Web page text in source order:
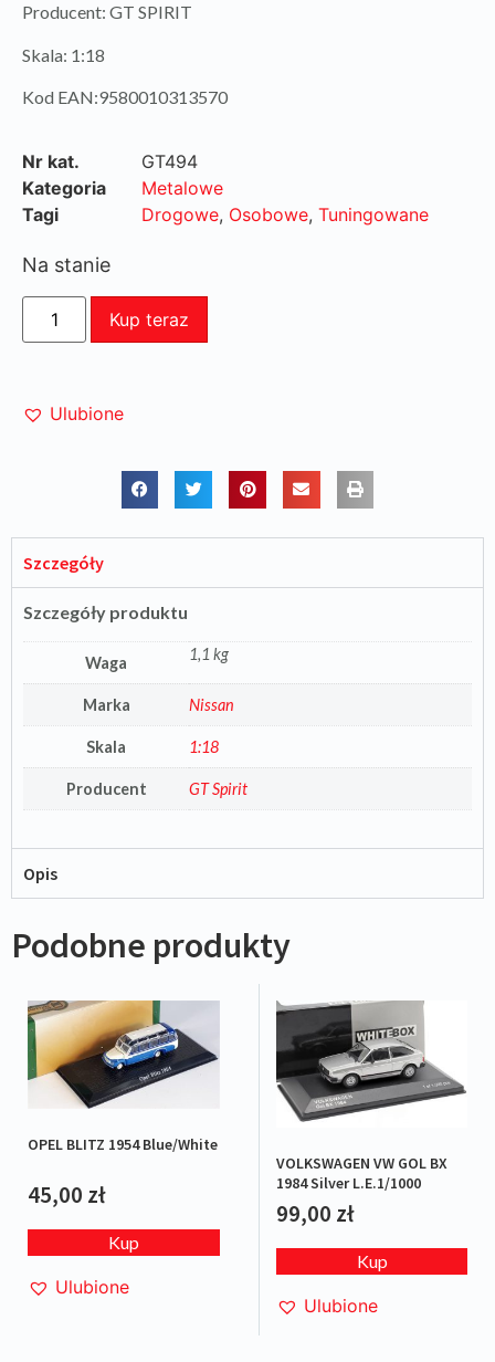
Producent: GT SPIRIT
Skala: 1:18
Kod EAN:9580010313570
Nr kat.
GT494
Kategoria
Metalowe
Tagi
Drogowe, Osobowe, Tuningowane
Na stanie
Kup teraz
Ulubione
Szczegóły
Szczegóły produktu
Waga 1,1 kg
Marka Nissan
Skala 1:18
Producent GT Spirit
Opis
Podobne produkty
OPEL BLITZ 1954 Blue/White
45,00 zł
Kup
Ulubione
VOLKSWAGEN VW GOL BX
1984 Silver L.E.1/1000
99,00 zł
Kup
Ulubione